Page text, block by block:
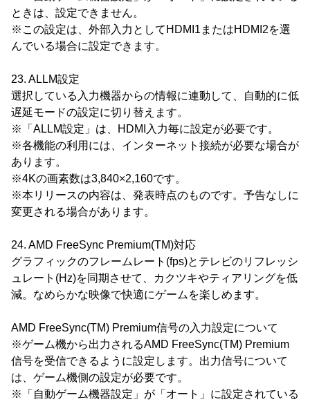
ときは、設定できません。
※この設定は、外部入力としてHDMI1またはHDMI2を選
んでいる場合に設定できます。
23. ALLM設定
選択している入力機器からの情報に連動して、自動的に低
遅延モードの設定に切り替えます。
※「ALLM設定」は、HDMI入力毎に設定が必要です。
※各機能の利用には、インターネット接続が必要な場合が
あります。
※4Kの画素数は3,840×2,160です。
※本リリースの内容は、発表時点のものです。予告なしに
変更される場合があります。
24. AMD FreeSync Premium(TM)対応
グラフィックのフレームレート(fps)とテレビのリフレッシ
ュレート(Hz)を同期させて、カクツキやティアリングを低
減。なめらかな映像で快適にゲームを楽しめます。
AMD FreeSync(TM) Premium信号の入力設定について
※ゲーム機から出力されるAMD FreeSync(TM) Premium
信号を受信できるように設定します。出力信号について
は、ゲーム機側の設定が必要です。
※「自動ゲーム機器設定」が「オート」に設定されている